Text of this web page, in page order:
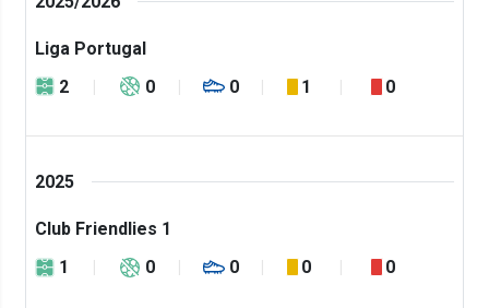
Liga Portugal
2
0 0 1 0
2025
Club Friendlies 1
1
0 0 0 0